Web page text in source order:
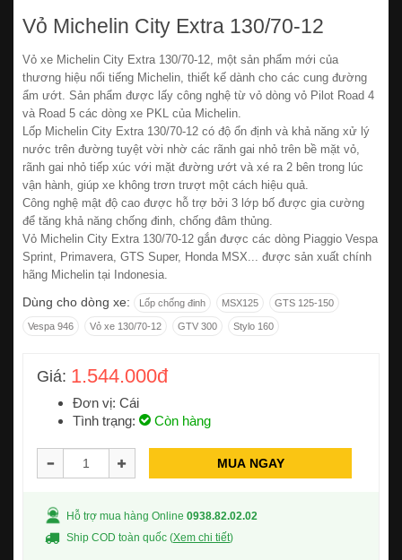
Vỏ Michelin City Extra 130/70-12
Vỏ xe Michelin City Extra 130/70-12, một sản phẩm mới của
thương hiệu nổi tiếng Michelin, thiết kế dành cho các cung đường
ẩm ướt. Sản phẩm được lấy công nghệ từ vỏ dòng vỏ Pilot Road 4
và Road 5 các dòng xe PKL của Michelin.
Lốp Michelin City Extra 130/70-12 có độ ổn định và khả năng xử lý
nước trên đường tuyệt vời nhờ các rãnh gai nhỏ trên bề mặt vỏ,
rãnh gai nhỏ tiếp xúc với mặt đường ướt và xé ra 2 bên trong lúc
vận hành, giúp xe không trơn trượt một cách hiệu quả.
Công nghệ mật độ cao được hỗ trợ bởi 3 lớp bố được gia cường
để tăng khả năng chống đinh, chống đâm thủng.
Vỏ Michelin City Extra 130/70-12 gắn được các dòng Piaggio Vespa
Sprint, Primavera, GTS Super, Honda MSX... được sản xuất chính
hãng Michelin tại Indonesia.
Dùng cho dòng xe: Lốp chống đinh MSX125 GTS 125-150
Vespa 946 Vỏ xe 130/70-12 GTV 300 Stylo 160
Giá: 1.544.000đ
Đơn vị: Cái
Tình trạng:
Còn hàng
MUA NGAY
Hỗ trợ mua hàng Online 0938.82.02.02
Ship COD toàn quốc (Xem chi tiết)